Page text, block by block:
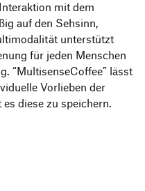
mit dem
auf den Sehsinn,
unterstützt
für jeden Menschen
“MultisenseCoffee” lässt
Vorlieben der
diese zu speichern.